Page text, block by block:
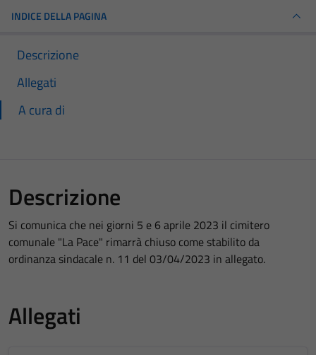
INDICE DELLA PAGINA
Descrizione
Allegati
A cura di
Descrizione
Si comunica che nei giorni 5 e 6 aprile 2023 il cimitero
comunale "La Pace" rimarrà chiuso come stabilito da
ordinanza sindacale n. 11 del 03/04/2023 in allegato.
Allegati